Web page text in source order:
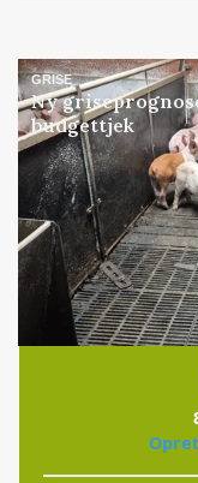
GRISE
Ny
budgettjek